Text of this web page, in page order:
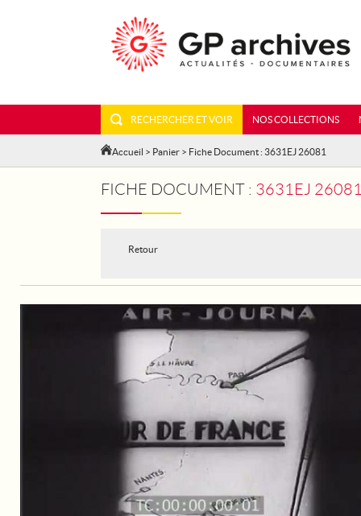
RECHERCHER ET VOIR NOS COLLECTIONS
Accueil > Panier > Fiche Document : 3631EJ 26081
FICHE DOCUMENT : 3631EJ 26081
Retour